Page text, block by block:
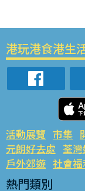
港玩港食港生
活動展覽 市集
元朗好去處 荃
戶外郊遊 社會福
熱門類別